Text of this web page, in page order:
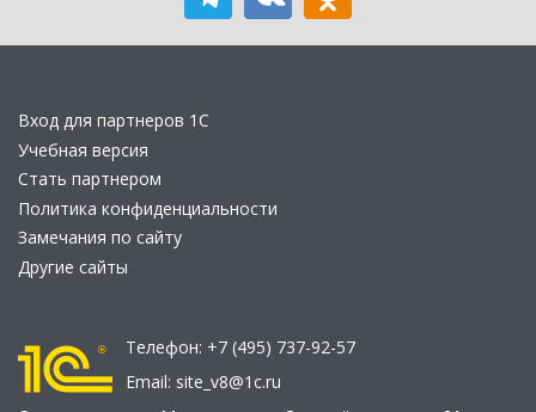
Вход для партнеров 1С
Учебная версия
Стать партнером
Политика конфиденциальности
Замечания по сайту
Другие сайты
Телефон: +7 (495) 737-92-57
Email: site_v8@1c.ru